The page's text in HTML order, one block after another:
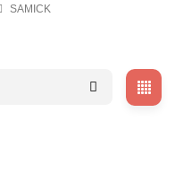
SAMICK